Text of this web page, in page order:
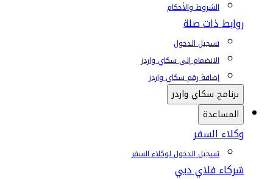
الشروط والأحكام
روابط ذات صلة
تسجيل الدخول
الانضمام إلى سكاي واردز
إضافة رقم سكاي واردز
برنامج سكاي واردز
المساعدة
وكلاء السفر
تسجيل الدخول لوكلاء السفر
شركاء فلاي دبي